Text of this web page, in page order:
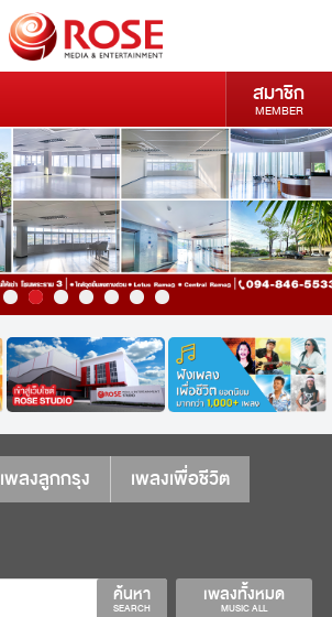
สมาชิก
MEMBER
เพลงลูกกรุง
เพลงเพื่อชีวิต
เพลงทั้งหมด
MUSIC ALL
ค้นหา
SEARCH